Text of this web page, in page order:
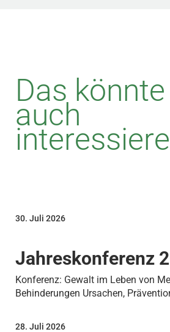
Das
auch
Jahreskonferenz
30. Juli 2026
Konferenz: Gewalt im Leben von
Behinderungen Ursachen,
28. Juli 2026